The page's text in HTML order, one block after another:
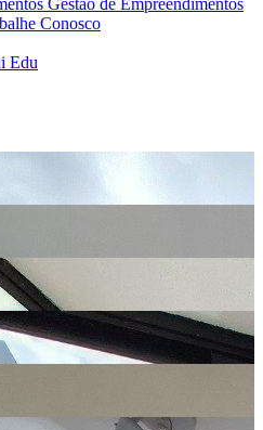
Gestão de Empreendimentos
Conosco
Edu